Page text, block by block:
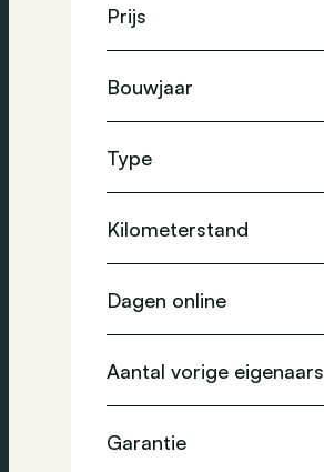
Prijs
Bouwjaar
Type
Kilometerstand
Dagen online
Aantal vorige eigenaars
Garantie